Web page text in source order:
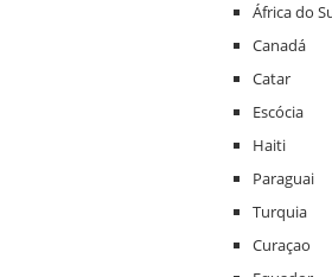
África do
Canadá
Catar
Escócia
Haiti
Paraguai
Turquia
Curaçao